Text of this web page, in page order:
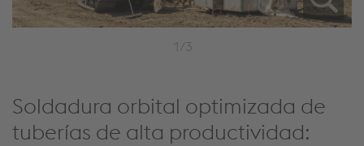
1/3
Soldadura orbital optimizada de
tuberías de alta productividad: